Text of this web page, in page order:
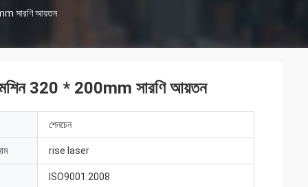
সারণি আয়তন
মেশিন 320 * 200mm সারণি আয়তন
শেনচেন
rise laser
ISO9001:2008